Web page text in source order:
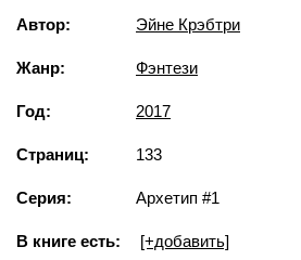
Автор: Эйне Крэбтри
Жанр: Фэнтези
Год: 2017
Страниц: 133
Серия: Архетип #1
В книге есть: [+добавить]